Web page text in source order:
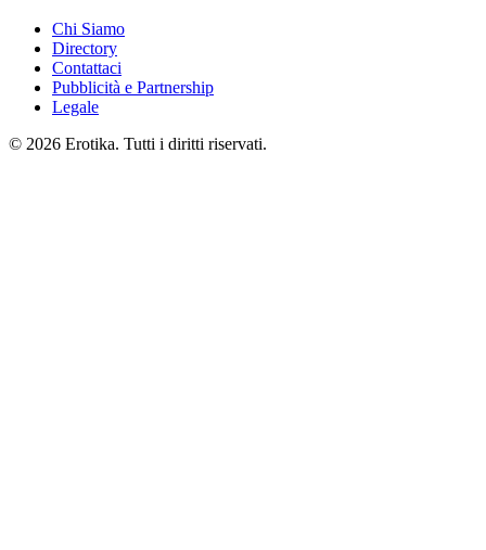
Chi Siamo
Directory
Contattaci
Pubblicità e Partnership
Legale
© 2026 Erotika. Tutti i diritti riservati.